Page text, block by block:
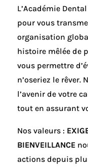
L’Académie
pour vous
organisation
histoire mêlée de
vous permettre
n’oseriez le rêver.
l’avenir de votre
tout en assurant
Nos valeurs :
BIENVEILLANCE
actions depuis